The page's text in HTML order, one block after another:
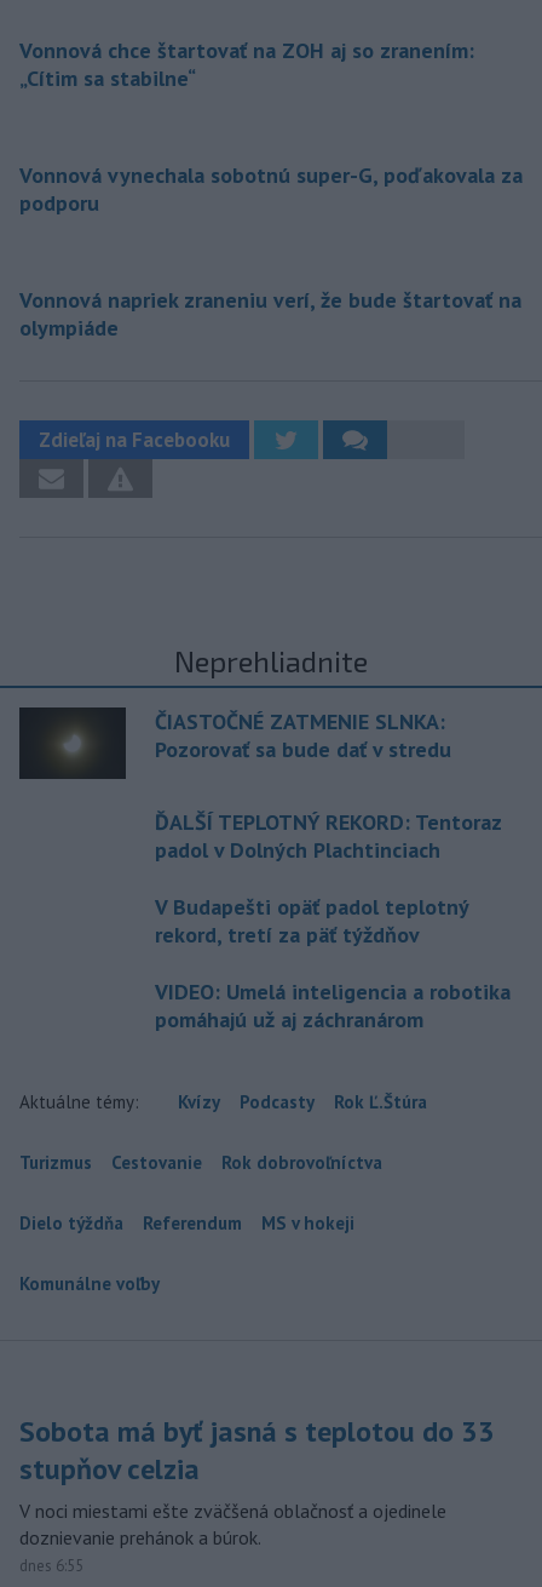
Vonnová chce štartovať na ZOH aj so zranením:
„Cítim sa stabilne“
Vonnová vynechala sobotnú super-G, poďakovala za
podporu
Vonnová napriek zraneniu verí, že bude štartovať na
olympiáde
Zdieľaj na Facebooku
Neprehliadnite
ČIASTOČNÉ ZATMENIE SLNKA:
Pozorovať sa bude dať v stredu
ĎALŠÍ TEPLOTNÝ REKORD: Tentoraz
padol v Dolných Plachtinciach
V Budapešti opäť padol teplotný
rekord, tretí za päť týždňov
VIDEO: Umelá inteligencia a robotika
pomáhajú už aj záchranárom
Aktuálne témy: Kvízy Podcasty Rok Ľ.Štúra
Turizmus Cestovanie Rok dobrovoľníctva
Dielo týždňa Referendum MS v hokeji
Komunálne voľby
Sobota má byť jasná s teplotou do 33
stupňov celzia
V noci miestami ešte zväčšená oblačnosť a ojedinele
doznievanie prehánok a búrok.
dnes 6:55